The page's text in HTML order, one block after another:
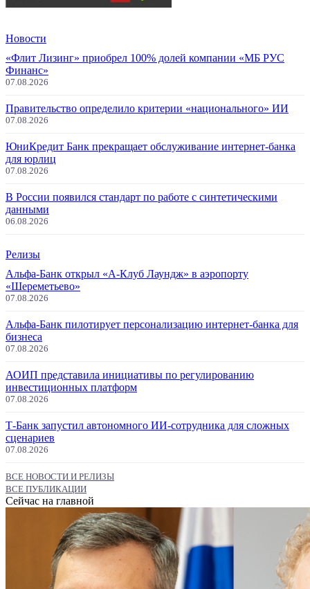
Новости
«Флит Лизинг» приобрел 100% долей компании «МБ РУС
Финанс»
07.08.2026
Правительство определило критерии «национального» ИИ
07.08.2026
ЮниКредит Банк прекращает обслуживание интернет-банка
для юрлиц
07.08.2026
В России появился стандарт по работе с синтетическими
данными
06.08.2026
Релизы
Альфа-Банк открыл «А-Клуб Лаундж» в аэропорту
«Шереметьево»
07.08.2026
Альфа-Банк пилотирует персонализацию интернет-банка для
бизнеса
07.08.2026
АОИП представила инициативы по регулированию
инвестиционных платформ
07.08.2026
Т-Банк запустил автономного ИИ-сотрудника для сложных
сценариев
07.08.2026
ВСЕ НОВОСТИ И РЕЛИЗЫ
ВСЕ ПУБЛИКАЦИИ
Сейчас на главной